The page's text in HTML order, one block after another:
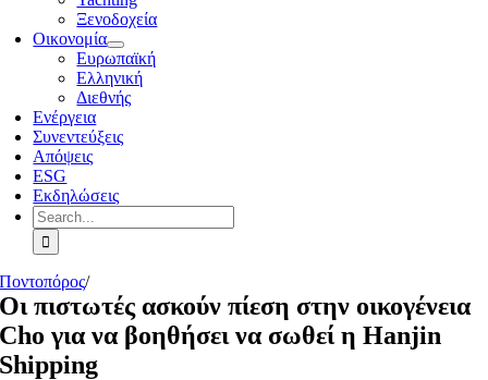
Ξενοδοχεία
Οικονομία
Ευρωπαϊκή
Ελληνική
Διεθνής
Ενέργεια
Συνεντεύξεις
Απόψεις
ESG
Εκδηλώσεις
Search
for:
Ποντοπόρος/
Οι πιστωτές ασκούν πίεση στην οικογένεια
Cho για να βοηθήσει να σωθεί η Hanjin
Shipping